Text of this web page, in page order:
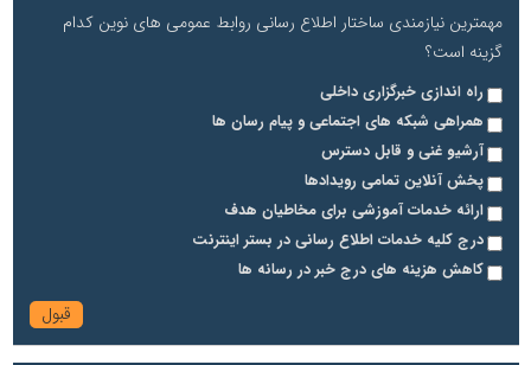
مهمترین نیازمندی ساختار اطلاع رسانی روابط عمومی های نوین کدام
گزینه است؟
راه اندازی خبرگزاری داخلی
همراهی شبکه های اجتماعی و پیام رسان ها
آرشیو غنی و قابل دسترس
پخش آنلاین تمامی رویدادها
ارائه خدمات آموزشی برای مخاطیان هدف
درج کلیه خدمات اطلاع رسانی در بستر اینترنت
کاهش هزینه های درج خبر در رسانه ها